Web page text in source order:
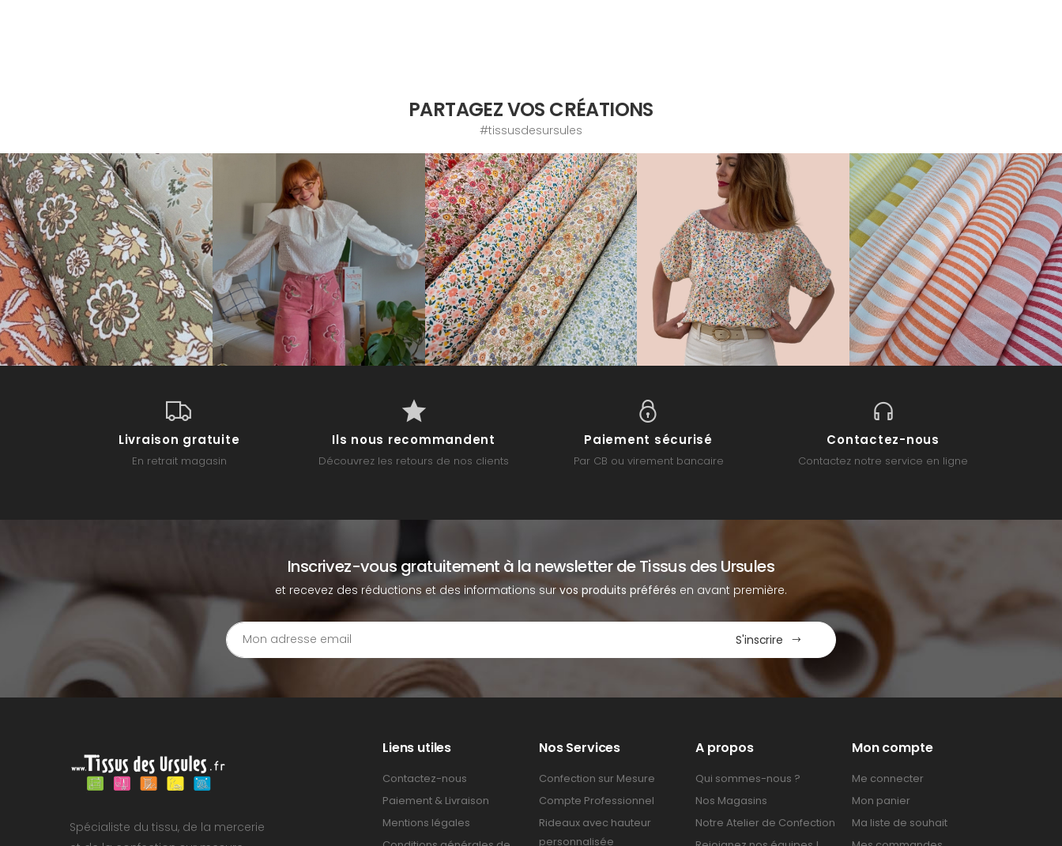
PARTAGEZ VOS CRÉATIONS
#tissusdesursules
Livraison gratuite
En retrait magasin
Ils nous recommandent
Découvrez les retours de nos clients
Paiement sécurisé
Par CB ou virement bancaire
Contactez-nous
Contactez notre service en ligne
Inscrivez-vous gratuitement à la newsletter de Tissus des Ursules
et recevez des réductions et des informations survos produits préférés en avant première.
S'inscrire
Spécialiste du tissu, de la mercerie
Liens utiles
Contactez-nous
Paiement & Livraison
Mentions légales
Nos Services
Confection sur Mesure
Compte Professionnel
Rideaux avec hauteur
personnalisée
A propos
Qui sommes-nous ?
Nos Magasins
Notre Atelier de Confection
Mon compte
Me connecter
Mon panier
Ma liste de souhait